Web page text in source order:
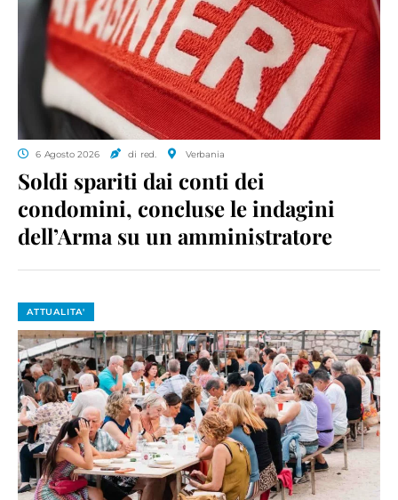
6 Agosto 2026 di red. Verbania
Soldi spariti dai conti dei
condomini, concluse le indagini
dell’Arma su un amministratore
ATTUALITA'